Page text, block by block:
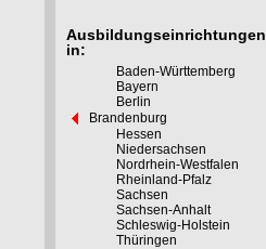
Ausbildungseinrichtungen
in:
Baden-Württemberg
Bayern
Berlin
Brandenburg
Hessen
Niedersachsen
Nordrhein-Westfalen
Rheinland-Pfalz
Sachsen
Sachsen-Anhalt
Schleswig-Holstein
Thüringen